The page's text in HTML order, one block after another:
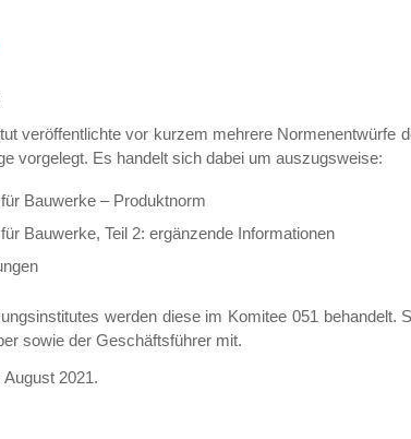
veröffentlichte vor kurzem mehrere Normenentwürfe
vorgelegt. Es handelt sich dabei um auszugsweise:
Bauwerke – Produktnorm
Bauwerke, Teil 2: ergänzende Informationen
werden diese im Komitee 051 behandelt.
sowie der Geschäftsführer mit.
2021.